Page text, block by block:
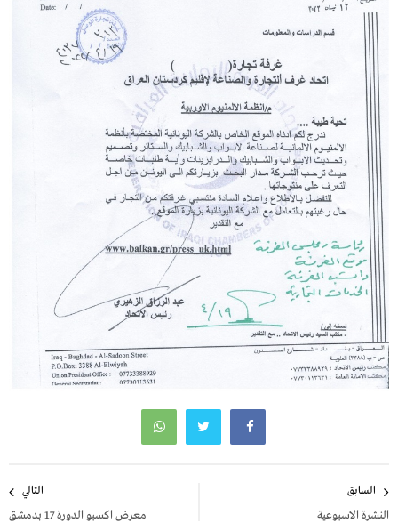
المقالات
السابق
النشرة الاسبوعية
التالي
معرض اكسبو الدورة 17 بدمشق